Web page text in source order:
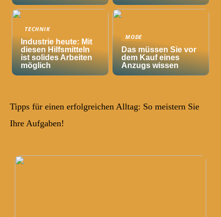
TECHNIK
Industrie heute: Mit
diesen Hilfsmitteln
ist solides Arbeiten
möglich
MODE
Das müssen Sie vor
dem Kauf eines
Anzugs wissen
Tipps für einen erfolgreichen Alltag: So meistern Sie
Ihre Aufgaben!